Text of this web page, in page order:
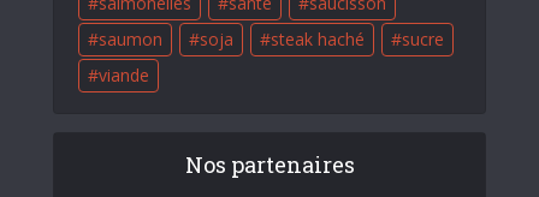
saumon
soja steak haché
sucre
viande
Nos partenaires